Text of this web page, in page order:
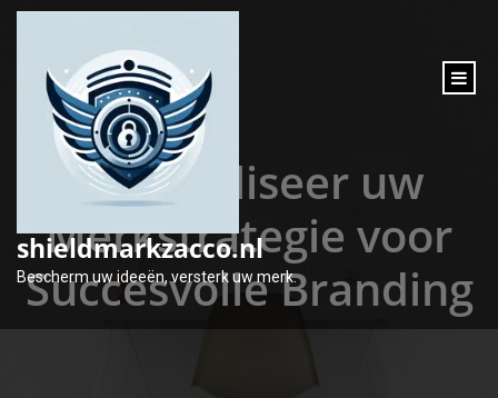
inhoud
shieldmarkzacco.nl
Bescherm uw ideeën, versterk uw merk.
Optimaliseer uw
Merkstrategie voor
Succesvolle Branding